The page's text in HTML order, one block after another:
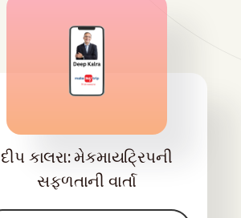
દીપ કાલરા: મેકમાયટ્રિપની
સફળતાની વાર્તા